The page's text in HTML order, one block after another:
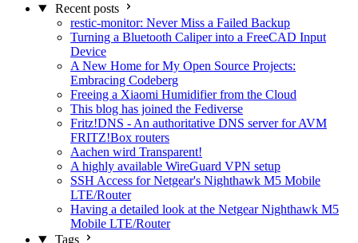
Recent posts
restic-monitor: Never Miss a Failed Backup
Turning a Bluetooth Caliper into a FreeCAD Input
Device
A New Home for My Open Source Projects:
Embracing Codeberg
Freeing a Xiaomi Humidifier from the Cloud
This blog has joined the Fediverse
Fritz!DNS - An authoritative DNS server for AVM
FRITZ!Box routers
Aachen wird Transparent!
A highly available WireGuard VPN setup
SSH Access for Netgear's Nighthawk M5 Mobile
LTE/Router
Having a detailed look at the Netgear Nighthawk M5
Mobile LTE/Router
Tags